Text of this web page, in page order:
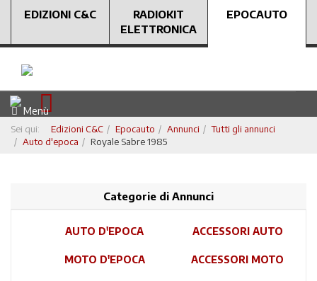
EDIZIONI C&C
RADIOKIT
ELETTRONICA
EPOCAUTO
Menù
Sei qui: Edizioni C&C Epocauto Annunci
Tutti gli annunci
Auto d'epoca
Royale Sabre 1985
Categorie di Annunci
AUTO D'EPOCA ACCESSORI AUTO
MOTO D'EPOCA ACCESSORI MOTO